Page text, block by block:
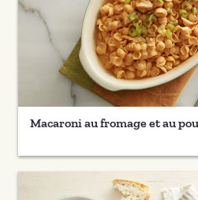
Macaroni au fromage et au